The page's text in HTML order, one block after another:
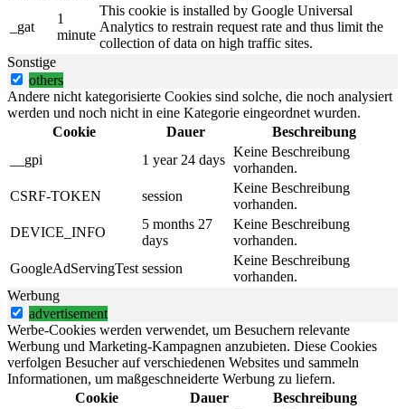
_gat
1
minute
This cookie is installed by Google Universal
Analytics to restrain request rate and thus limit the
collection of data on high traffic sites.
Sonstige
others
Andere nicht kategorisierte Cookies sind solche, die noch analysiert
werden und noch nicht in eine Kategorie eingeordnet wurden.
Cookie
Dauer
Beschreibung
__gpi
1 year 24 days
Keine Beschreibung
vorhanden.
CSRF-TOKEN
session
Keine Beschreibung
vorhanden.
DEVICE_INFO
5 months 27
days
Keine Beschreibung
vorhanden.
GoogleAdServingTest session
Keine Beschreibung
vorhanden.
Werbung
advertisement
Werbe-Cookies werden verwendet, um Besuchern relevante
Werbung und Marketing-Kampagnen anzubieten. Diese Cookies
verfolgen Besucher auf verschiedenen Websites und sammeln
Informationen, um maßgeschneiderte Werbung zu liefern.
Cookie
Dauer Beschreibung